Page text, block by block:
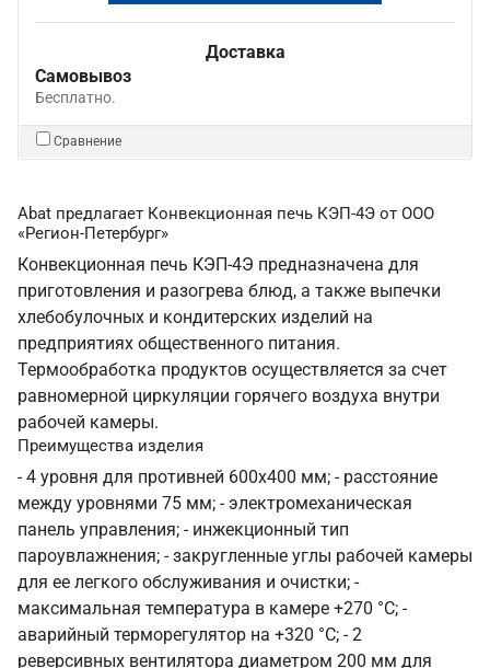
Доставка
Самовывоз
Бесплатно.
Сравнение
Abat предлагает Конвекционная печь КЭП-4Э от ООО
«Регион-Петербург»
Конвекционная печь КЭП-4Э предназначена для
приготовления и разогрева блюд, а также выпечки
хлебобулочных и кондитерских изделий на
предприятиях общественного питания.
Термообработка продуктов осуществляется за счет
равномерной циркуляции горячего воздуха внутри
рабочей камеры.
Преимущества изделия
- 4 уровня для противней 600х400 мм; - расстояние
между уровнями 75 мм; - электромеханическая
панель управления; - инжекционный тип
пароувлажнения; - закругленные углы рабочей камеры
для ее легкого обслуживания и очистки; -
максимальная температура в камере +270 °С; -
аварийный терморегулятор на +320 °С; - 2
реверсивных вентилятора диаметром 200 мм для